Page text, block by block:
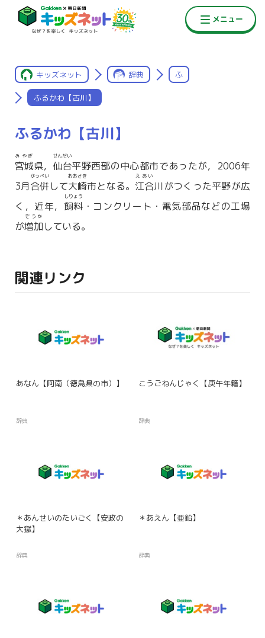
キッズネット 辞典 ふ
ふるかわ【古川】
ふるかわ【古川】
宮城
みやぎ
県， 仙台
せんだい
平野西部の中心都市であったが，2006年
3月合併
がっぺい
して大崎
おおさき
市となる。 江合
えあい
川がつくった平野が広
く，近年， 飼料
しりょう
・コンクリート・電気部品などの工場
が増加
ぞうか
している。
関連リンク
あなん【阿南（徳島県の市）】
辞典
こうごねんじゃく【庚午年籍】
辞典
＊あんせいのたいごく【安政の
大獄】
辞典
＊あえん【亜鉛】
辞典